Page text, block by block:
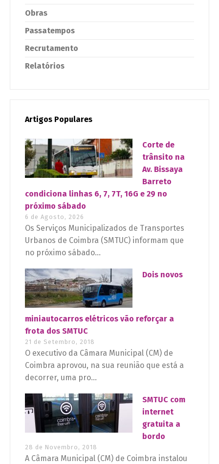
Obras
Passatempos
Recrutamento
Relatórios
Artigos Populares
Corte de
trânsito na
Av. Bissaya
Barreto
condiciona linhas 6, 7, 7T, 16G e 29 no
próximo sábado
6 de Agosto, 2026
Os Serviços Municipalizados de Transportes
Urbanos de Coimbra (SMTUC) informam que
no próximo sábado...
Dois novos
miniautocarros elétricos vão reforçar a
frota dos SMTUC
21 de Setembro, 2018
O executivo da Câmara Municipal (CM) de
Coimbra aprovou, na sua reunião que está a
decorrer, uma pro...
SMTUC com
internet
gratuita a
bordo
28 de Novembro, 2018
A Câmara Municipal (CM) de Coimbra instalou